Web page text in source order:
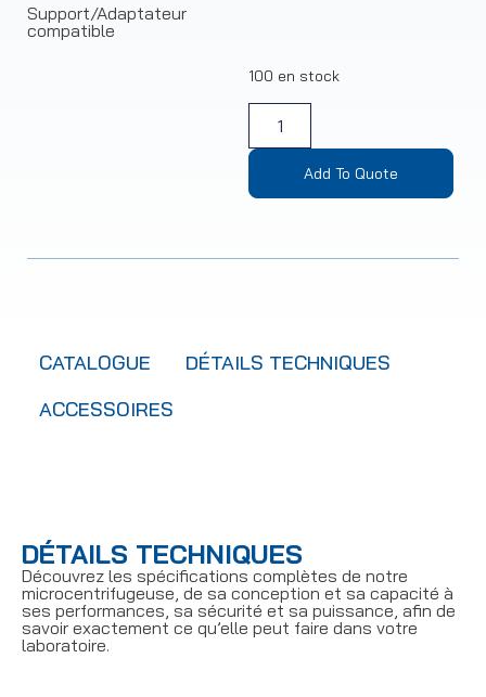
Support/Adaptateur
compatible
100 en stock
Add To Quote
CATALOGUE
DÉTAILS TECHNIQUES
ACCESSOIRES
DÉTAILS TECHNIQUES
Découvrez les spécifications complètes de notre
microcentrifugeuse, de sa conception et sa capacité à
ses performances, sa sécurité et sa puissance, afin de
savoir exactement ce qu’elle peut faire dans votre
laboratoire.